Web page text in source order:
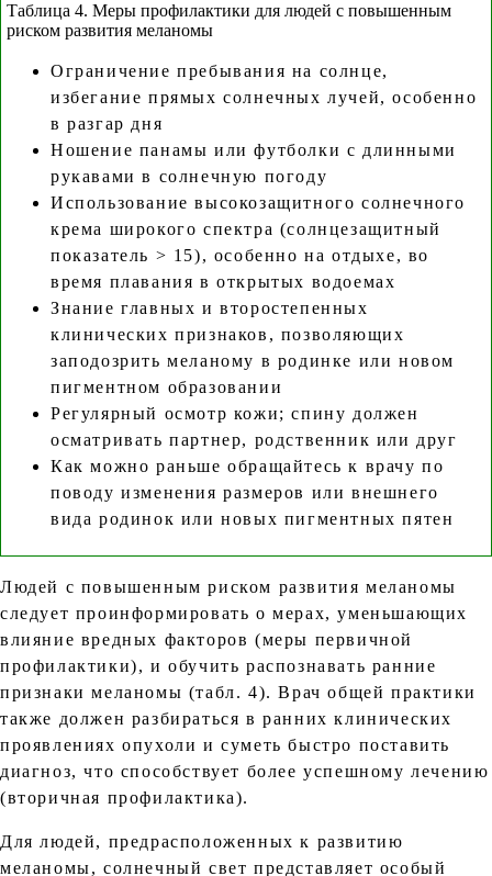
Таблица 4. Меры профилактики для людей с повышенным
риском развития меланомы
Ограничение пребывания на солнце,
избегание прямых солнечных лучей, особенно
в разгар дня
Ношение панамы или футболки с длинными
рукавами в солнечную погоду
Использование высокозащитного солнечного
крема широкого спектра (солнцезащитный
показатель > 15), особенно на отдыхе, во
время плавания в открытых водоемах
Знание главных и второстепенных
клинических признаков, позволяющих
заподозрить меланому в родинке или новом
пигментном образовании
Регулярный осмотр кожи; спину должен
осматривать партнер, родственник или друг
Как можно раньше обращайтесь к врачу по
поводу изменения размеров или внешнего
вида родинок или новых пигментных пятен
Людей с повышенным риском развития меланомы
следует проинформировать о мерах, уменьшающих
влияние вредных факторов (меры первичной
профилактики), и обучить распознавать ранние
признаки меланомы (табл. 4). Врач общей практики
также должен разбираться в ранних клинических
проявлениях опухоли и суметь быстро поставить
диагноз, что способствует более успешному лечению
(вторичная профилактика).
Для людей, предрасположенных к развитию
меланомы, солнечный свет представляет особый